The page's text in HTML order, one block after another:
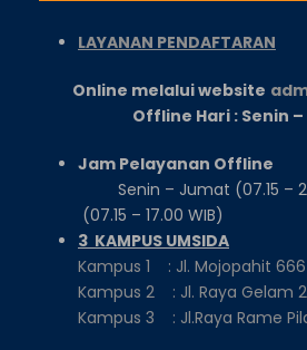
LAYANAN PENDAFTARAN
Online melalui website
Offline Hari : Senin
Jam
Senin – Jumat (07.15 –
(07.15 – 17.00 WIB)
3 KAMPUS UMSIDA
Kampus 1 : Jl. Mojopahit 666
Kampus 2 : Jl. Raya Gelam
Kampus 3 : Jl.Raya Rame